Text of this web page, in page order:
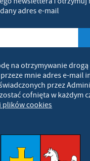
adres e-mail
na otrzymywanie
mnie adres e-mail
przez
cofnięta w każdym
plików cookies